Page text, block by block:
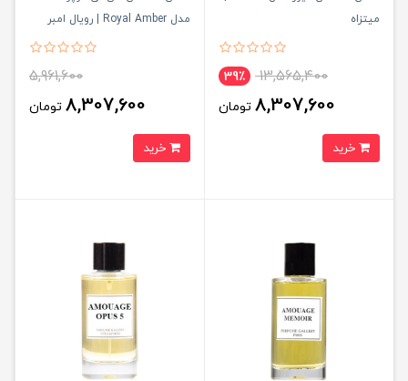
میتزاه
13,565,400 39٪
8,307,600 تومان
مدل Royal Amber | رویال امبر
5,961,600
8,307,600 تومان